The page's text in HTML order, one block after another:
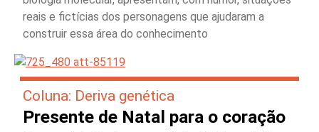
reais e fictícias dos personagens que ajudaram a
construir essa área do conhecimento
Coluna: Deriva genética
Presente de Natal para o coração